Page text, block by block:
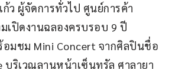
ว ผู้จัดการทั่วไป ศูนย์การค้า
เปิดงานฉลองครบรอบ 9 ปี
อมชม Mini Concert จากศิลปินชื่อ
บริเวณลานหน้าเซ็นทรัล ศาลายา